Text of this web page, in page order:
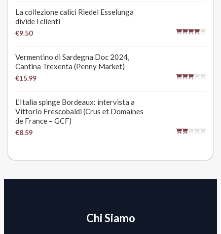
La collezione calici Riedel Esselunga
divide i clienti
€9.50
Vermentino di Sardegna Doc 2024,
Cantina Trexenta (Penny Market)
€15.99
L’Italia spinge Bordeaux: intervista a
Vittorio Frescobaldi (Crus et Domaines
de France – GCF)
€8.59
Chi Siamo